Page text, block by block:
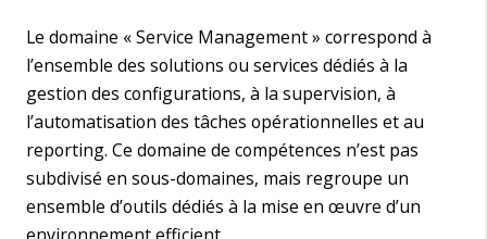
Le domaine « Service Management » correspond à
l’ensemble des solutions ou services dédiés à la
gestion des configurations, à la supervision, à
l’automatisation des tâches opérationnelles et au
reporting. Ce domaine de compétences n’est pas
subdivisé en sous-domaines, mais regroupe un
ensemble d’outils dédiés à la mise en œuvre d’un